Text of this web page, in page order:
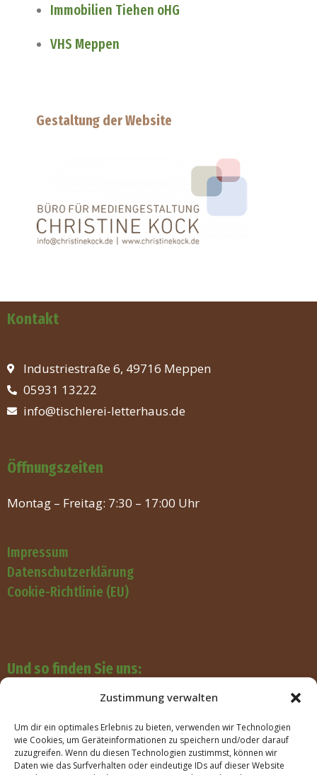
Zustimmung verwalten
Um dir ein optimales Erlebnis zu bieten, verwenden wir Technologien
wie Cookies, um Geräteinformationen zu speichern und/oder darauf
zuzugreifen. Wenn du diesen Technologien zustimmst, können wir
Daten wie das Surfverhalten oder eindeutige IDs auf dieser Website
Immobilien Tiehen oHG
VHS Meppen
Gestaltung der Website
Kontakt
Industriestraße 6, 49716 Meppen
05931 13222
info@tischlerei-letterhaus.de
Öffnungszeiten
Montag – Freitag: 7:30 – 17:00 Uhr
Impressum
Datenschutzerklärung
Cookie-Richtlinie (EU)
Und so finden Sie uns: